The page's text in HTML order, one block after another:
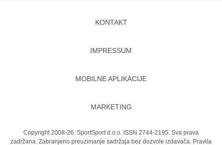
KONTAKT
IMPRESSUM
MOBILNE APLIKACIJE
MARKETING
Copyright 2008-26. SportSport d.o.o. ISSN 2744-2195. Sva prava
zadržana. Zabranjeno preuzimanje sadržaja bez dozvole izdavača. Pravila